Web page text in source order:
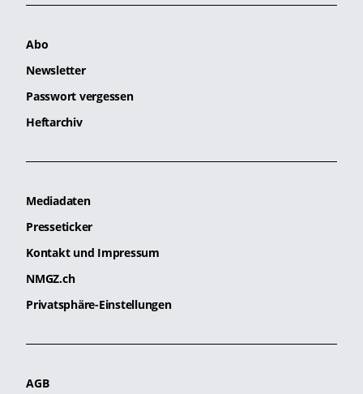
Abo
Newsletter
Passwort vergessen
Heftarchiv
Mediadaten
Presseticker
Kontakt und Impressum
NMGZ.ch
Privatsphäre-Einstellungen
AGB